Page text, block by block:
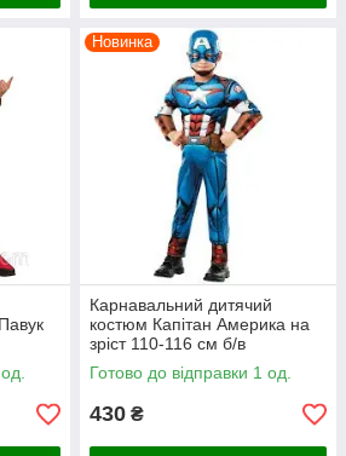
Новинка
Карнавальний дитячий
костюм Капітан Америка на
зріст 110-116 см б/в
Готово до відправки 1 од.
430 ₴